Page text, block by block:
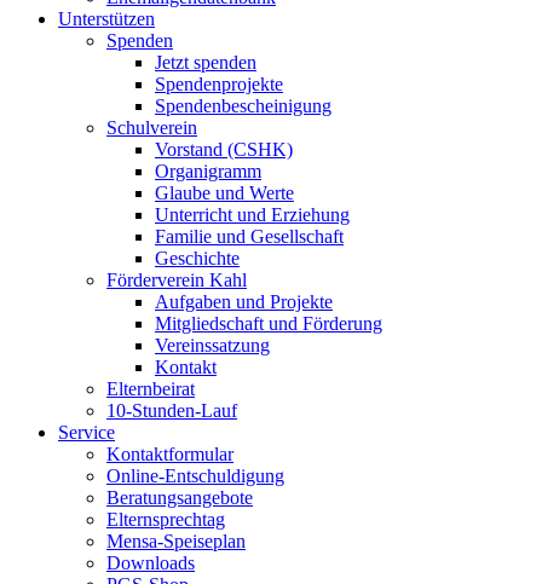
Unterstützen
Spenden
Jetzt spenden
Spendenprojekte
Spendenbescheinigung
Schulverein
Vorstand (CSHK)
Organigramm
Glaube und Werte
Unterricht und Erziehung
Familie und Gesellschaft
Geschichte
Förderverein Kahl
Aufgaben und Projekte
Mitgliedschaft und Förderung
Vereinssatzung
Kontakt
Elternbeirat
10-Stunden-Lauf
Service
Kontaktformular
Online-Entschuldigung
Beratungsangebote
Elternsprechtag
Mensa-Speiseplan
Downloads